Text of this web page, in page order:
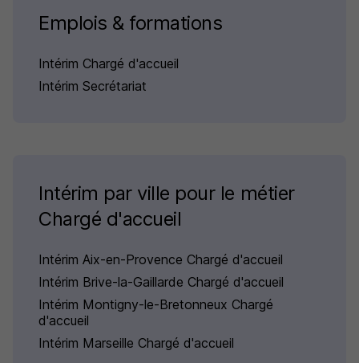
Emplois & formations
Intérim Chargé d'accueil
Intérim Secrétariat
Intérim par ville pour le métier
Chargé d'accueil
Intérim Aix-en-Provence Chargé d'accueil
Intérim Brive-la-Gaillarde Chargé d'accueil
Intérim Montigny-le-Bretonneux Chargé
d'accueil
Intérim Marseille Chargé d'accueil